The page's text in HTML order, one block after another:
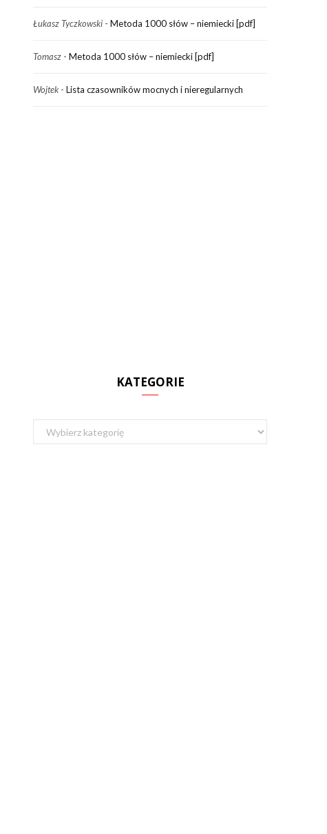
Łukasz Tyczkowski - Metoda 1000 słów – niemiecki [pdf]
Tomasz - Metoda 1000 słów – niemiecki [pdf]
Wojtek - Lista czasowników mocnych i nieregularnych
KATEGORIE
Kategorie